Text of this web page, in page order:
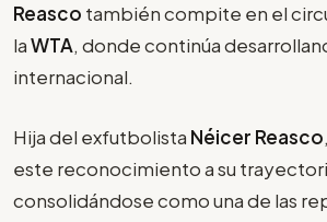
Reasco también compite en el
laWTA, donde continúa
internacional.
Hija del exfutbolista Néicer Reasco
este reconocimiento a su
consolidándose como una de las